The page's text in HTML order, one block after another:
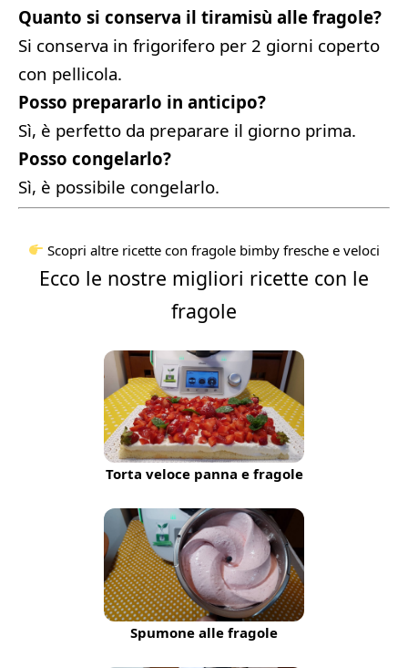
Quanto si conserva il tiramisù alle fragole?
Si conserva in frigorifero per 2 giorni coperto
con pellicola.
Posso prepararlo in anticipo?
Sì, è perfetto da preparare il giorno prima.
Posso congelarlo?
Sì, è possibile congelarlo.
Scopri altre ricette con fragole bimby fresche e veloci
Ecco le nostre migliori ricette con le
fragole
Torta veloce panna e fragole
Spumone alle fragole